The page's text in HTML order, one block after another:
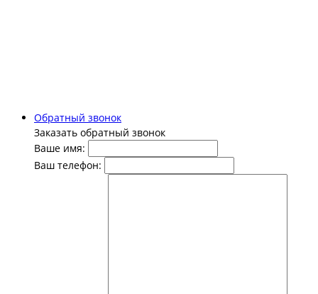
Обратный звонок
Заказать обратный звонок
Ваше имя:
Ваш телефон: